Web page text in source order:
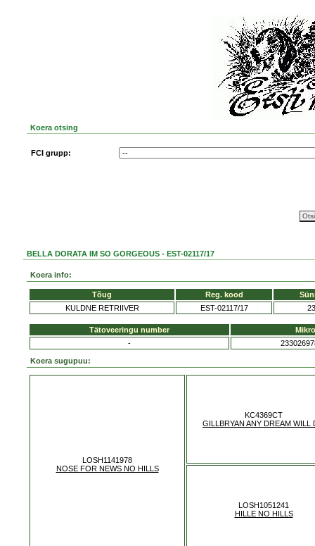
Koera otsing
FCI grupp:
BELLA DORATA IM SO GORGEOUS - EST-02117/17
Koera info:
Tõug Reg. kood
KULDNE RETRIIVER
EST-02117/17
Tätoveeringu number
-
Koera sugupuu:
LOSH1141978
NOSE FOR NEWS NO HILLS
KC4369CT
GILLBRYAN ANY DREAM WILL
LOSH1051241
HILLE NO HILLS